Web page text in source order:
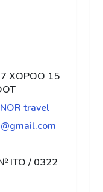
7 ХОРОО 15
travel
ITO / 0322